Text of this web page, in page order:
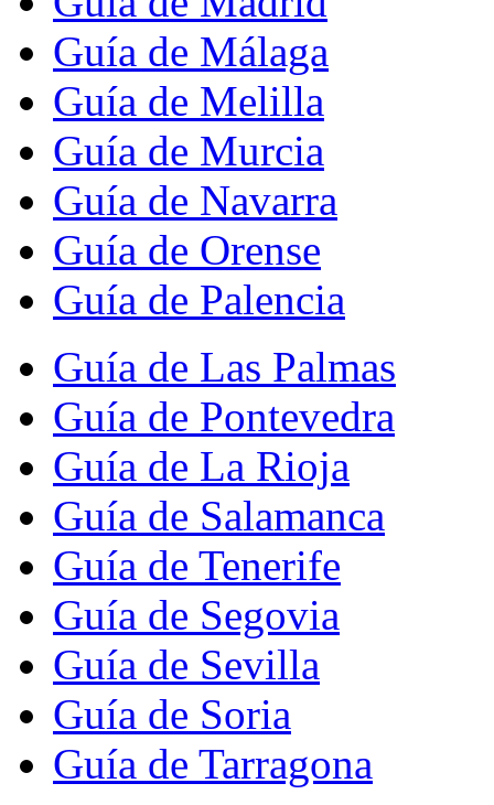
Guía de Málaga
Guía de Melilla
Guía de Murcia
Guía de Navarra
Guía de Orense
Guía de Palencia
Guía de Las Palmas
Guía de Pontevedra
Guía de La Rioja
Guía de Salamanca
Guía de Tenerife
Guía de Segovia
Guía de Sevilla
Guía de Soria
Guía de Tarragona